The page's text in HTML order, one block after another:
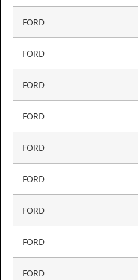
FORD
FORD
FORD
FORD
FORD
FORD
FORD
FORD
FORD